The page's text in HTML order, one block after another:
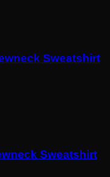
Sweatshirt
Sweatshirt